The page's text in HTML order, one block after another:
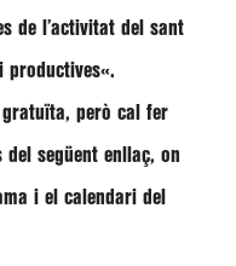
de l’activitat del sant
productives«.
gratuïta, però cal fer
següent enllaç, on
i el calendari del